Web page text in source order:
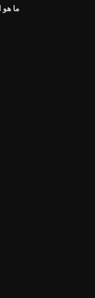
ما هو